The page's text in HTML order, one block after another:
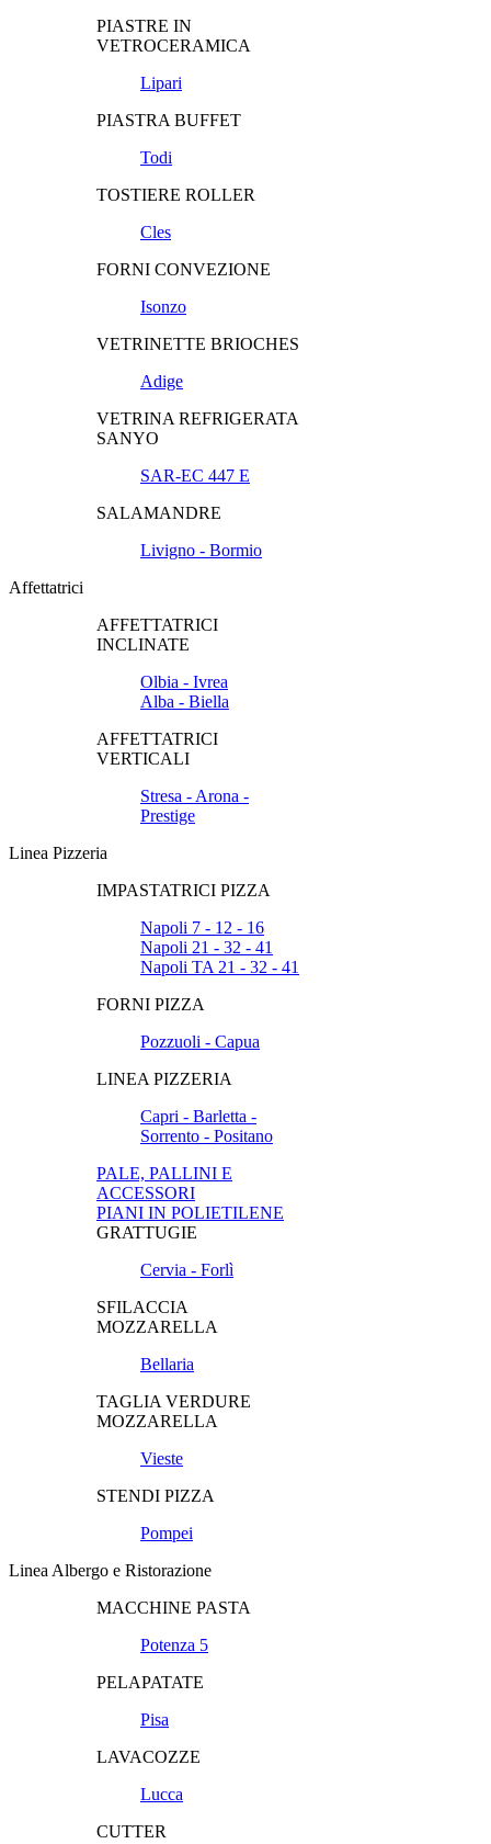
PIASTRE IN
VETROCERAMICA
Lipari
PIASTRA BUFFET
Todi
TOSTIERE ROLLER
Cles
FORNI CONVEZIONE
Isonzo
VETRINETTE BRIOCHES
Adige
VETRINA REFRIGERATA
SANYO
SAR-EC 447 E
SALAMANDRE
Livigno - Bormio
Affettatrici
AFFETTATRICI
INCLINATE
Olbia - Ivrea
Alba - Biella
AFFETTATRICI
VERTICALI
Stresa - Arona -
Prestige
Linea Pizzeria
IMPASTATRICI PIZZA
Napoli 7 - 12 - 16
Napoli 21 - 32 - 41
Napoli TA 21 - 32 - 41
FORNI PIZZA
Pozzuoli - Capua
LINEA PIZZERIA
Capri - Barletta -
Sorrento - Positano
PALE, PALLINI E
ACCESSORI
PIANI IN POLIETILENE
GRATTUGIE
Cervia - Forlì
SFILACCIA
MOZZARELLA
Bellaria
TAGLIA VERDURE
MOZZARELLA
Vieste
STENDI PIZZA
Pompei
Linea Albergo e Ristorazione
MACCHINE PASTA
Potenza 5
PELAPATATE
Pisa
LAVACOZZE
Lucca
CUTTER